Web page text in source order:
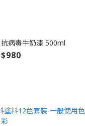
病毒牛奶漆 500ml